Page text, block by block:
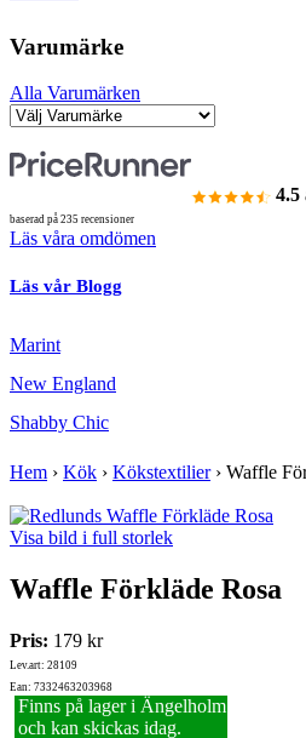
Varumärke
Alla Varumärken
4.5
baserad på 235 recensioner
Läs våra omdömen
Läs vår Blogg
Marint
New England
Shabby Chic
Hem › Kök › Kökstextilier› Waffle
Visa bild i full storlek
Waffle Förkläde Rosa
Pris: 179 kr
Lev.art: 28109
Ean: 7332463203968
Finns på lager i Ängelholm
och kan skickas idag.